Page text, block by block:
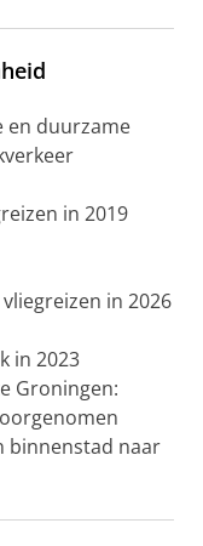
en duurzame
in 2019
in 2026
in 2023
Groningen:
binnenstad naar